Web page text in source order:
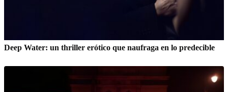
Deep Water: un thriller erótico que naufraga en lo predecible